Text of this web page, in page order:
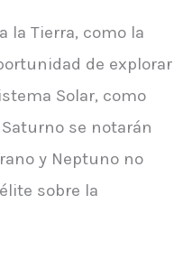
la Tierra, como la
de explorar
Solar, como
se notarán
y Neptuno no
sobre la